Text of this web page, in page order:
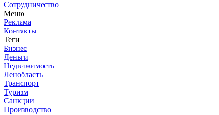
Сотрудничество
Меню
Реклама
Контакты
Теги
Бизнес
Деньги
Недвижимость
Ленобласть
Транспорт
Туризм
Санкции
Производство